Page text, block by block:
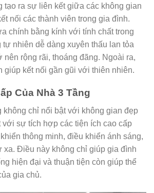
tạo ra sự liên kết giữa các không gian
nối các thành viên trong gia đình.
chính bằng kính với tính chất trong
tự nhiên dễ dàng xuyên thấu lan tỏa
nên rộng rãi, thoáng đãng. Ngoài ra,
giúp kết nối gần gũi với thiên nhiên.
Của Nhà 3 Tầng
không chỉ nổi bật với không gian đẹp
với sự tích hợp các tiện ích cao cấp
thông minh, điều khiển ánh sáng,
xa. Điều này không chỉ giúp gia đình
hiện đại và thuận tiện còn giúp thể
gia chủ.